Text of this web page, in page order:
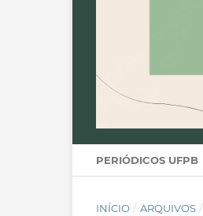
PERIÓDICOS UFPB
INÍCIO / ARQUIVOS /